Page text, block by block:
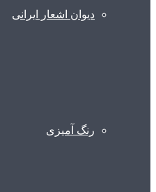
دیوان اشعار ایرانی
رنگ آمیزی